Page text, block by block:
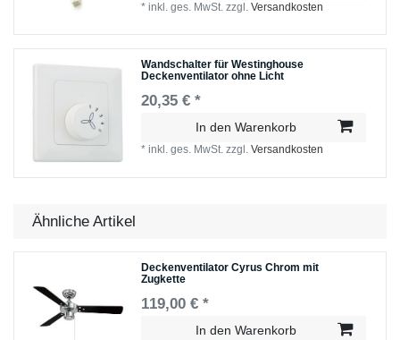
*inkl. ges. MwSt. zzgl.Versandkosten
Wandschalter für Westinghouse
Deckenventilator ohne Licht
20,35 € *
In den Warenkorb
*inkl. ges. MwSt. zzgl.Versandkosten
Ähnliche Artikel
Deckenventilator Cyrus Chrom mit
Zugkette
119,00 € *
In den Warenkorb